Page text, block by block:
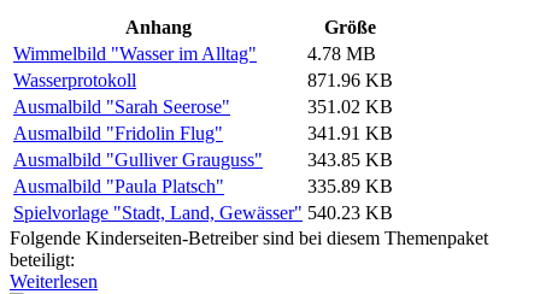
Anhang
Größe
Wimmelbild "Wasser im Alltag"
4.78 MB
Wasserprotokoll
871.96 KB
Ausmalbild "Sarah Seerose"
351.02 KB
Ausmalbild "Fridolin Flug"
341.91 KB
Ausmalbild "Gulliver Grauguss"
343.85 KB
Ausmalbild "Paula Platsch"
335.89 KB
Spielvorlage "Stadt, Land, Gewässer" 540.23 KB
Folgende Kinderseiten-Betreiber sind bei diesem Themenpaket
beteiligt:
Weiterlesen